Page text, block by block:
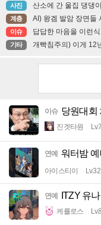
사진 산소에 간 울집 댕댕
계층 AI) 왕겜 발암 장면들
이슈 답답한 마음을 이런
기타 개빡침주의) 이게 12
이슈 당원대회
진겟타원
연예 워터밤
아이스티이 Lv.32
연예 ITZY 유나
케를로스